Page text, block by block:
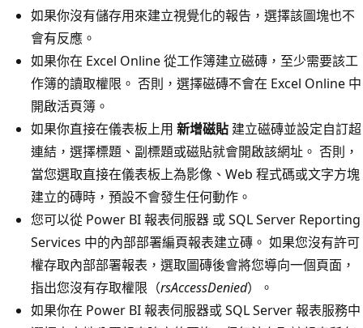
如果你沒有儲存用來建立視覺化的報告，選擇該圖塊也不
會有反應。
如果你在 Excel Online 從工作簿建立磁磚，至少需要該工
作簿的讀取權限。 否則，選擇磁磚不會在 Excel Online 中
開啟活頁簿。
如果你直接在儀表板上用 新增磁貼 建立磁磚並設定自訂超
連結，選擇標題、副標題或磁貼就會開啟該網址。 否則，
當您選取直接在儀表板上為影像、Web 程式碼或文字方塊
建立的磚時，預設不會發生任何動作。
您可以從 Power BI 報表伺服器 或 SQL Server Reporting
Services 中的內部部署編頁報表建立磚。 如果您沒有許可
權存取內部部署報表，選取圖磚後會將您導向一個頁面，
指出您沒有存取權限（rsAccessDenied）。
如果你在 Power BI 報表伺服器或 SQL Server 報表服務中